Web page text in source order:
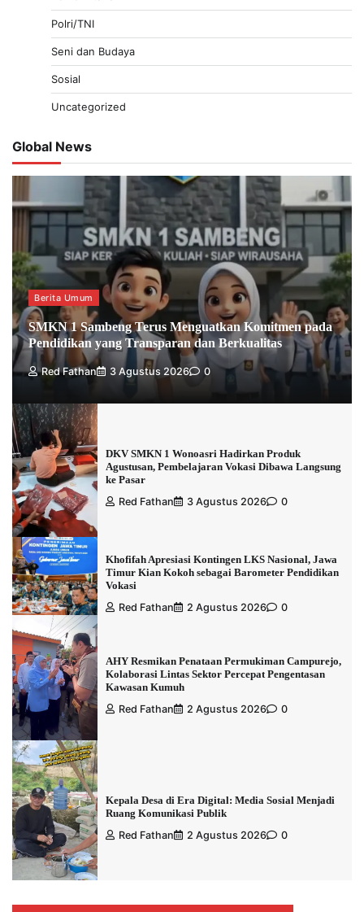
Polri/TNI
Seni dan Budaya
Sosial
Uncategorized
Global News
Berita Umum
SMKN 1 Sambeng Terus Menguatkan Komitmen pada
Pendidikan yang Transparan dan Berkualitas
Red Fathan 3 Agustus 2026 0
DKV SMKN 1 Wonoasri Hadirkan Produk
Agustusan, Pembelajaran Vokasi Dibawa Langsung
ke Pasar
Red Fathan
3 Agustus 2026 0
Khofifah Apresiasi Kontingen LKS Nasional, Jawa
Timur Kian Kokoh sebagai Barometer Pendidikan
Vokasi
Red Fathan
2 Agustus 2026 0
AHY Resmikan Penataan Permukiman Campurejo,
Kolaborasi Lintas Sektor Percepat Pengentasan
Kawasan Kumuh
Red Fathan
2 Agustus 2026 0
Kepala Desa di Era Digital: Media Sosial Menjadi
Ruang Komunikasi Publik
Red Fathan
2 Agustus 2026 0